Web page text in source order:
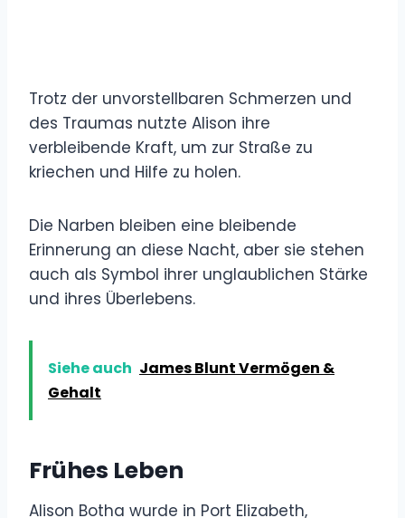
Trotz der unvorstellbaren Schmerzen und
des Traumas nutzte Alison ihre
verbleibende Kraft, um zur Straße zu
kriechen und Hilfe zu holen.
Die Narben bleiben eine bleibende
Erinnerung an diese Nacht, aber sie stehen
auch als Symbol ihrer unglaublichen Stärke
und ihres Überlebens.
Siehe auch James Blunt Vermögen &
Gehalt
Frühes Leben
Alison Botha wurde in Port Elizabeth,